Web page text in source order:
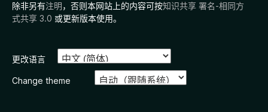
除非另有注明，否则本网站上的内容可按知识共享 署名-相同方
式共享 3.0 或更新版本使用。
更改语言
Change theme